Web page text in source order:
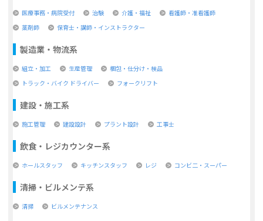
医療事務・病院受付 治験 介護・福祉
看護師・准看護師
薬剤師
保育士・講師・インストラクター
製造業・物流系
組立・加工 生産管理
梱包・仕分け・検品
トラック・バイク ドライバー
フォークリフト
建設・施工系
施工管理 建設設計 プラント設計 工事士
飲食・レジカウンター系
ホールスタッフ キッチンスタッフ レジ コンビ二・スーパー
清掃・ビルメンテ系
清掃 ビルメンテナンス